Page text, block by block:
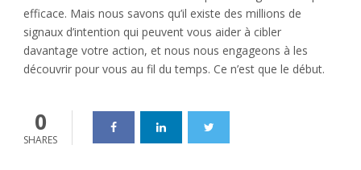
efficace. Mais nous savons qu’il existe des millions de
signaux d’intention qui peuvent vous aider à cibler
davantage votre action, et nous nous engageons à les
découvrir pour vous au fil du temps. Ce n’est que le début.
0
SHARES